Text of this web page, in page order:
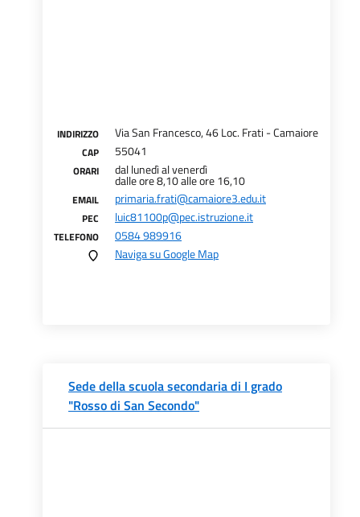
INDIRIZZO Via San Francesco, 46 Loc. Frati - Camaiore
CAP 55041
ORARI dal lunedì al venerdì
dalle ore 8,10 alle ore 16,10
EMAIL primaria.frati@camaiore3.edu.it
PEC luic81100p@pec.istruzione.it
TELEFONO
0584 989916
Naviga su Google Map
Sede della scuola secondaria di I grado
"Rosso di San Secondo"